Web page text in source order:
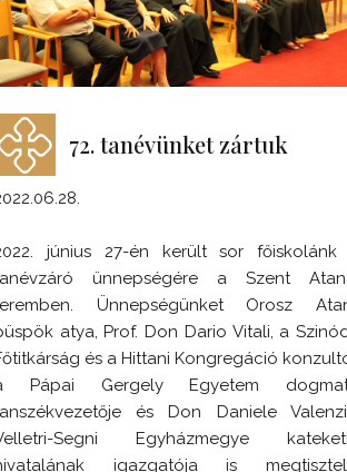
72. tanévünket zártuk
június 27-én került sor főiskolánk
ünnepségére a Szent
Ünnepségünket Orosz
atya, Prof. Don Dario Vitali, a
és a Hittani Kongregáció
Pápai Gergely Egyetem
és Don Daniele
Segni Egyházmegye
igazgatója is